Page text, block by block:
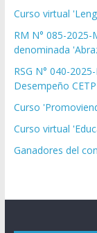
Curso virtual
RM N° 085-
denominada
RSG N° 040-
Desempeño
Curso
Curso virtual
Ganadores del